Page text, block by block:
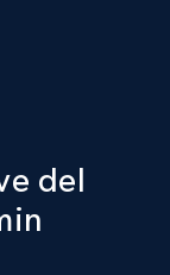
and
del